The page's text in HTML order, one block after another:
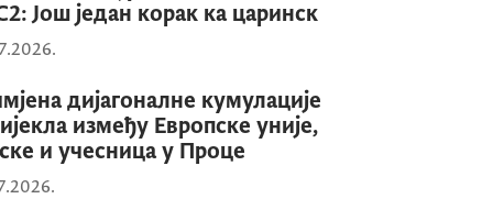
Још један корак ка царинск
дијагоналне кумулације
између Европске уније,
и учесница у Проце